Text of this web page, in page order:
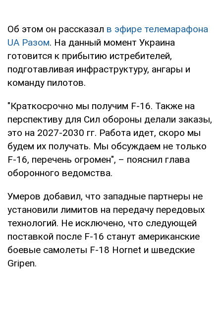
Об этом он рассказал в эфире телемарафона
UA Разом. На данный момент Украина
готовится к прибытию истребителей,
подготавливая инфраструктуру, ангары и
команду пилотов.
"Краткосрочно мы получим F-16. Также на
перспективу для Сил обороны делали заказы,
это на 2027-2030 гг. Работа идет, скоро мы
будем их получать. Мы обсуждаем не только
F-16, перечень огромен", – пояснил глава
оборонного ведомства.
Умеров добавил, что западные партнеры не
установили лимитов на передачу передовых
технологий. Не исключено, что следующей
поставкой после F-16 станут американские
боевые самолеты F-18 Hornet и шведские
Gripen.